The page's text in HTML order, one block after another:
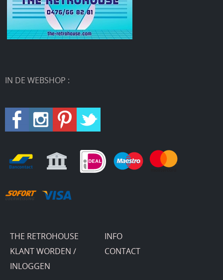
IN DE WEBSHOP :
THE RETROHOUSE
INFO
KLANT WORDEN /
INLOGGEN
CONTACT